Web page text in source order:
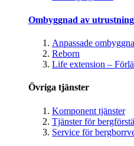
Ombyggnad av utrustning
Anpassade
Reborn
Life extension –
Övriga tjänster
Komponent tjänster
Tjänster för
Service för